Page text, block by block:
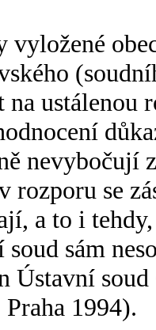
vyložené
na ustálenou
nevybočují
rozporu se
a to i
soud sám
Ústavní
Praha 1994).